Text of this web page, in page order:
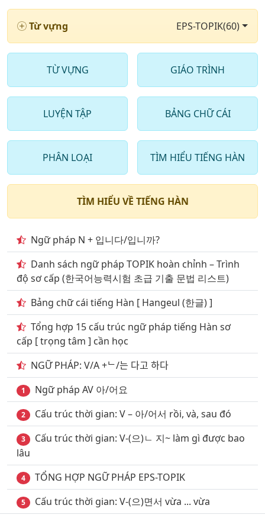
6. Từ vựng tiếng hàn trong ngân hàng 2000 câu hỏi
phần 6
7. Từ vựng tiếng hàn trong ngân hàng 2000 câu hỏi
8. Từ vựng tiếng hàn trong ngân hàng 2000 câu hỏi
phần 8
. Từ vựng tiếng hàn trong ngân hàng 2000 câu hỏi
phần 9
. Từ vựng tiếng hàn trong ngân hàng 2000 câu hỏi
phần 10
. Từ vựng tiếng hàn trong ngân hàng 2000 câu
12. Từ vựng tiếng hàn trong ngân hàng 2000 câu
phần 12
13. Từ vựng tiếng hàn trong ngân hàng 2000 câu
phần 13
14. Từ vựng tiếng hàn ở ngân hàng 2000 câu phần 14
15. Từ vựng tiếng hàn trong ngân hàng 2000 câu
phần 15
16. Từ vựng tiếng hàn trong ngân hàng 2000 câu
phần 16
17. Từ vựng tiếng hàn trong ngân hàng 2000 câu
phần 17
18. Từ vựng tiếng hàn ở ngân hàng 2000 câu phần 18
19. Từ vựng tiếng hàn ở ngân hàng 2000 câu phần 19
20. Từ vựng tiếng hàn trong ngân hàng 2000 câu
phần 20
Từ vựng EPS-TOPIK(60)
TỪ VỰNG GIÁO TRÌNH
LUYỆN TẬP BẢNG CHỮ CÁI
PHÂN LOẠI TÌM HIỂU TIẾNG HÀN
TÌM HIỂU VỀ TIẾNG HÀN
Ngữ pháp N + 입니다/입니까?
Danh sách ngữ pháp TOPIK hoàn chỉnh – Trình
độ sơ cấp (한국어능력시험 초급 기출 문법 리스트)
Bảng chữ cái tiếng Hàn [ Hangeul (한글) ]
Tổng hợp 15 cấu trúc ngữ pháp tiếng Hàn sơ
cấp [ trọng tâm ] cần học
NGỮ PHÁP: V/A +ᄂ/는 다고 하다
1 Ngữ pháp AV 아/어요
2 Cấu trúc thời gian: V – 아/어서 rồi, và, sau đó
3
Cấu trúc thời gian: V-(으)ㄴ 지~ làm gì được bao
lâu
4 TỔNG HỢP NGỮ PHÁP EPS-TOPIK
5 Cấu trúc thời gian: V-(으)면서 vừa ... vừa